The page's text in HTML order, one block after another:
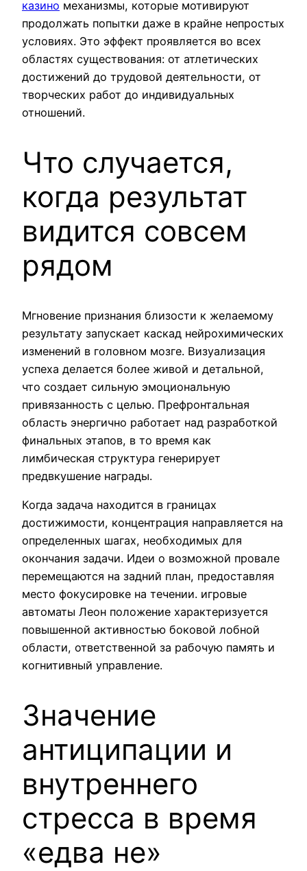
казино механизмы, которые мотивируют
продолжать попытки даже в крайне непростых
условиях. Это эффект проявляется во всех
областях существования: от атлетических
достижений до трудовой деятельности, от
творческих работ до индивидуальных
отношений.
Что случается,
когда результат
видится совсем
рядом
Мгновение признания близости к желаемому
результату запускает каскад нейрохимических
изменений в головном мозге. Визуализация
успеха делается более живой и детальной,
что создает сильную эмоциональную
привязанность с целью. Префронтальная
область энергично работает над разработкой
финальных этапов, в то время как
лимбическая структура генерирует
предвкушение награды.
Когда задача находится в границах
достижимости, концентрация направляется на
определенных шагах, необходимых для
окончания задачи. Идеи о возможной провале
перемещаются на задний план, предоставляя
место фокусировке на течении. игровые
автоматы Леон положение характеризуется
повышенной активностью боковой лобной
области, ответственной за рабочую память и
когнитивный управление.
Значение
антиципации и
внутреннего
стресса в время
«едва не»